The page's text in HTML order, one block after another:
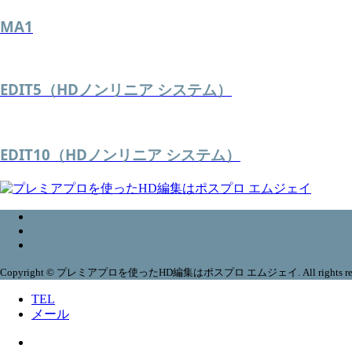
MA1
EDIT5（HDノンリニア システム）
EDIT10（HDノンリニア システム）
Copyright © プレミアプロを使ったHD編集はポスプロ エムジェイ. All rights
TEL
メール